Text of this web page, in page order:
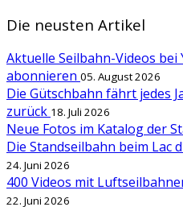
Die neusten Artikel
Aktuelle Seilbahn-Videos bei
abonnieren 05. August 2026
Die Gütschbahn fährt jedes
zurück 18. Juli 2026
Neue Fotos im Katalog der
Die Standseilbahn beim Lac
24. Juni 2026
400 Videos mit
22. Juni 2026